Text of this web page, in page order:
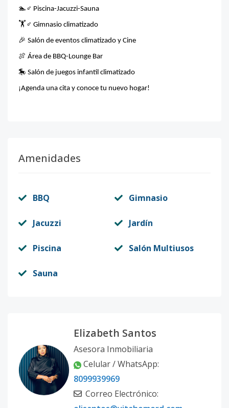
🏊♂ Piscina-Jacuzzi-Sauna
🏋♂ Gimnasio climatizado
🎉 Salón de eventos climatizado y Cine
🍖 Área de BBQ-Lounge Bar
🎠 Salón de juegos infantil climatizado
¡Agenda una cita y conoce tu nuevo hogar!
Amenidades
BBQ Gimnasio
Jacuzzi Jardín
Piscina Salón Multiusos
Sauna
Elizabeth Santos
Asesora Inmobiliaria
Celular / WhatsApp:
8099939969
Correo Electrónico: